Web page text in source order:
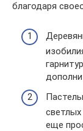
благодаря
еще